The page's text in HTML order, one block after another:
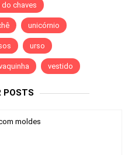
do chaves
unicórnio
urso
vestido
POSTS
moldes